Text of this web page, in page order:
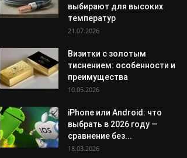
выбирают для высоких
температур
21.07.2026
Визитки с золотым
тиснением: особенности и
преимущества
10.05.2026
iPhone или Android: что
выбрать в 2026 году —
сравнение без...
18.03.2026